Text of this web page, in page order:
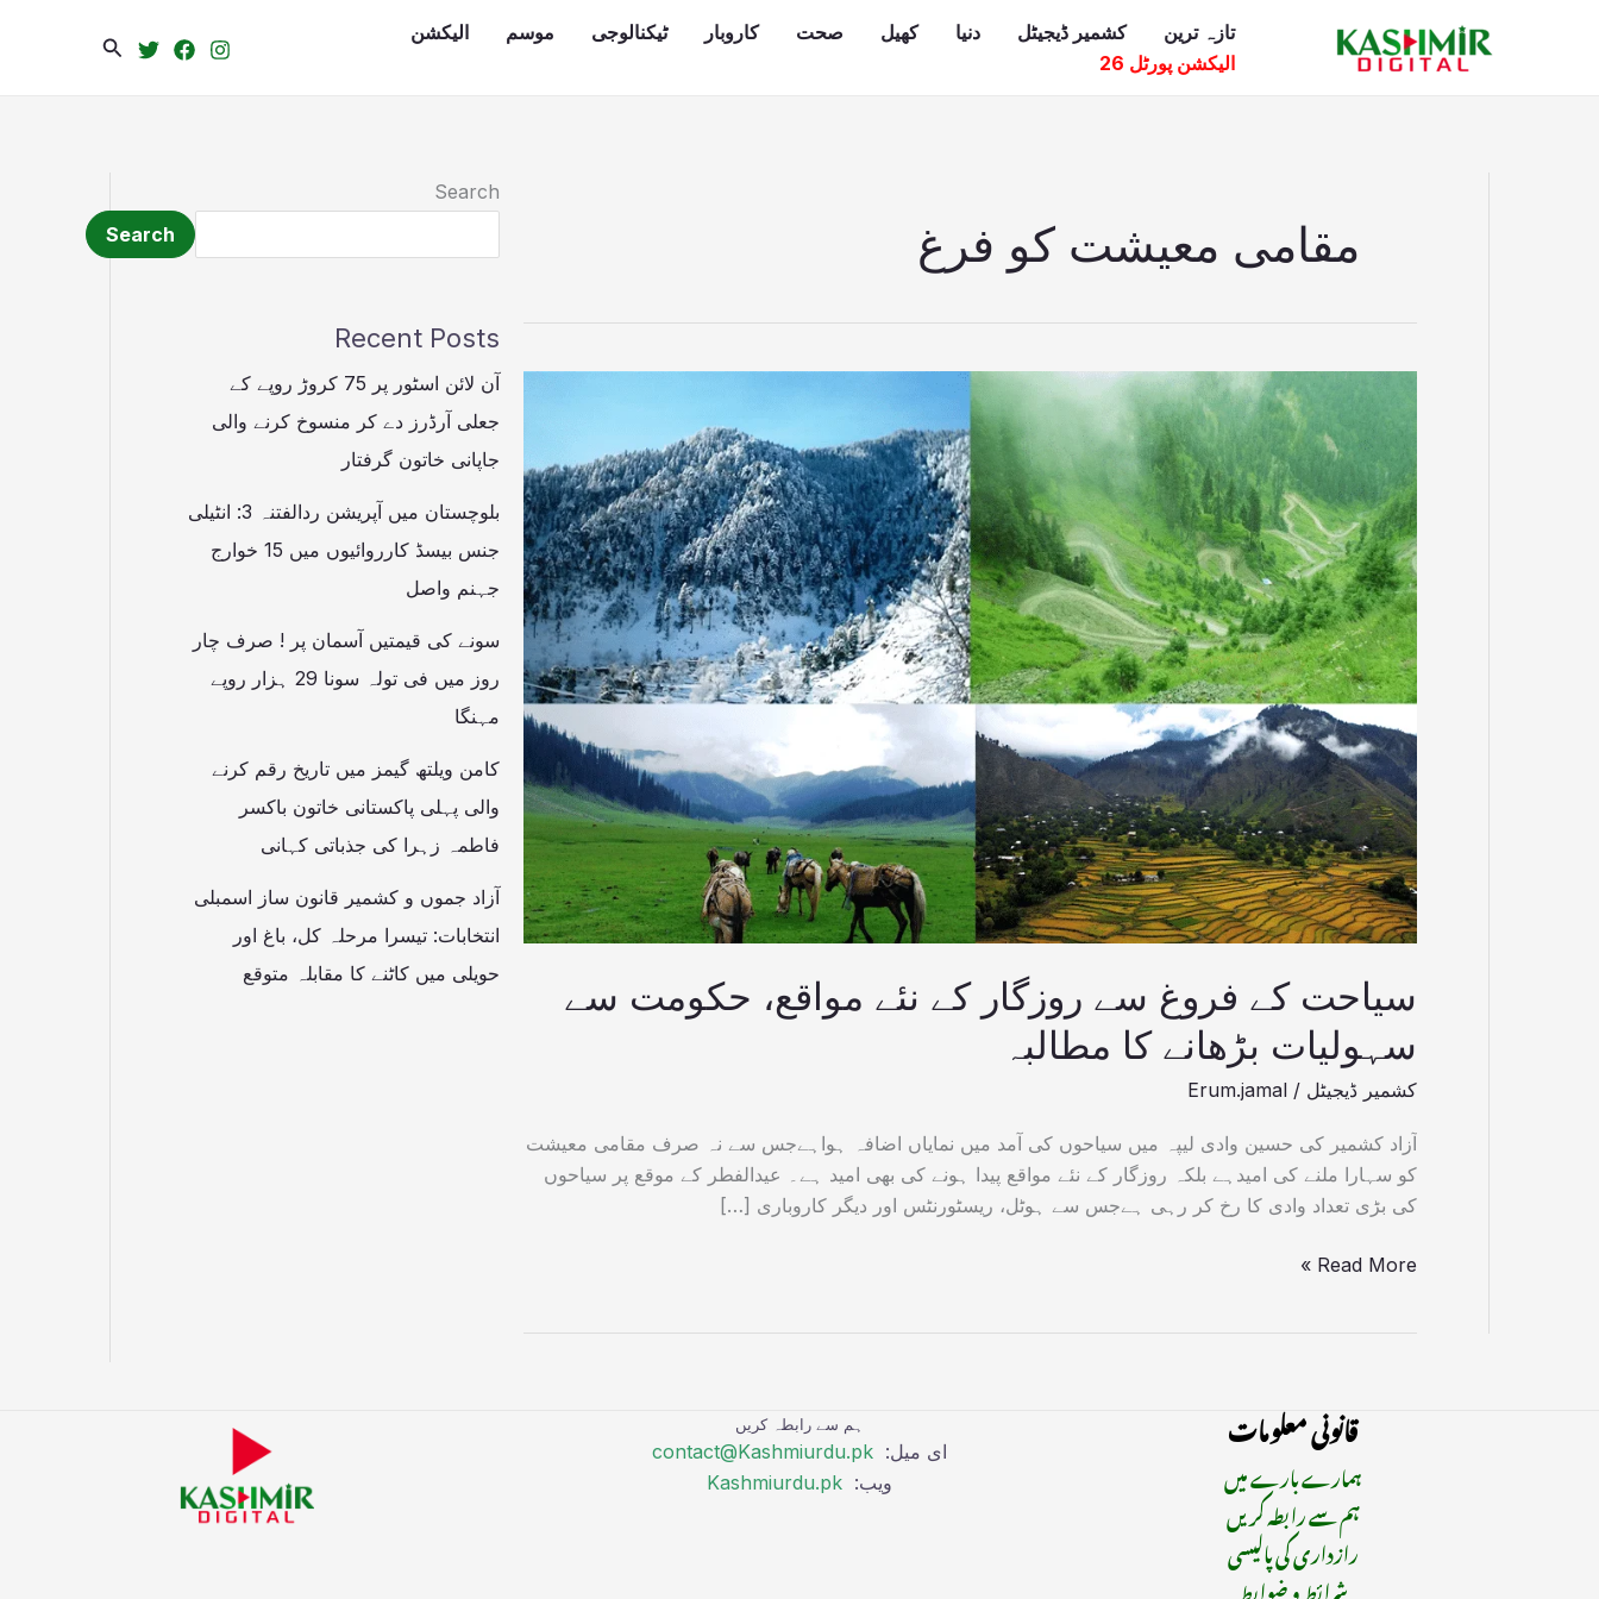
تازہ ترین کشمیر ڈیجیٹل دنیا کھیل صحت کاروبار ٹیکنالوجی موسم
الیکشن
الیکشن پورٹل 26
Search
مقامی معیشت کو فرغ
سیاحت کے فروغ سے روزگار کے نئے مواقع، حکومت سے
سہولیات بڑھانے کا مطالبہ
کشمیر ڈیجیٹل /
Erum.jamal
آزاد کشمیر کی حسین وادی لیپہ میں سیاحوں کی آمد میں نمایاں اضافہ ہواہےجس سے نہ صرف مقامی معیشت
کو سہارا ملنے کی امیدہے بلکہ روزگار کے نئے مواقع پیدا ہونے کی بھی امید ہے۔ عیدالفطر کے موقع پر سیاحوں
کی بڑی تعداد وادی کا رخ کر رہی ہےجس سے ہوٹل، ریسٹورنٹس اور دیگر کاروباری […]
کے
سے
روزگار
کے
نئے
مواقع،
حکومت
سے
سہولیات
بڑھانے
کا
مطالبہ
Read More »
Search
Search
Recent Posts
آن لائن اسٹور پر 75 کروڑ روپے کے
جعلی آرڈرز دے کر منسوخ کرنے والی
جاپانی خاتون گرفتار
بلوچستان میں آپریشن ردالفتنہ 3: انٹیلی
جنس بیسڈ کارروائیوں میں 15 خوارج
جہنم واصل
سونے کی قیمتیں آسمان پر ! صرف چار
روز میں فی تولہ سونا 29 ہزار روپے
مہنگا
کامن ویلتھ گیمز میں تاریخ رقم کرنے
والی پہلی پاکستانی خاتون باکسر
فاطمہ زہرا کی جذباتی کہانی
آزاد جموں و کشمیر قانون ساز اسمبلی
انتخابات: تیسرا مرحلہ کل، باغ اور
حویلی میں کاٹنے کا مقابلہ متوقع
قانونی معلومات
ہمارے بارے میں
ہم سے رابطہ کریں
رازداری کی پالیسی
ہم سے رابطہ کریں
ای میل: contact@Kashmiurdu.pk
ویب: Kashmiurdu.pk